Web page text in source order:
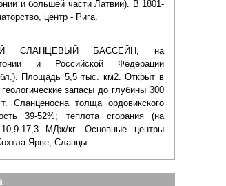
и большей части Латвии). В 1801-
центр - Рига.
СЛАНЦЕВЫЙ БАССЕЙН, на
и Российской Федерации
Площадь 5,5 тыс. км2. Открыт в
запасы до глубины 300
толща ордовикского
39-52%; теплота сгорания (на
17,3 МДж/кг. Основные центры
Ярве, Сланцы.